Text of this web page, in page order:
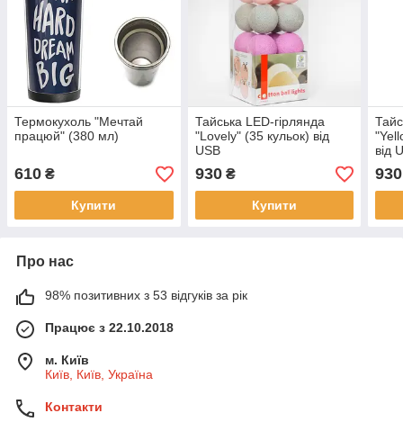
Термокухоль "Мечтай
працюй" (380 мл)
610 ₴
Купити
Тайська LED-гірлянда
"Lovely" (35 кульок) від
USB
930₴
Купити
від
930
Про нас
98% позитивних з 53 відгуків за рік
Працює з 22.10.2018
м. Київ
Київ, Київ, Україна
Контакти